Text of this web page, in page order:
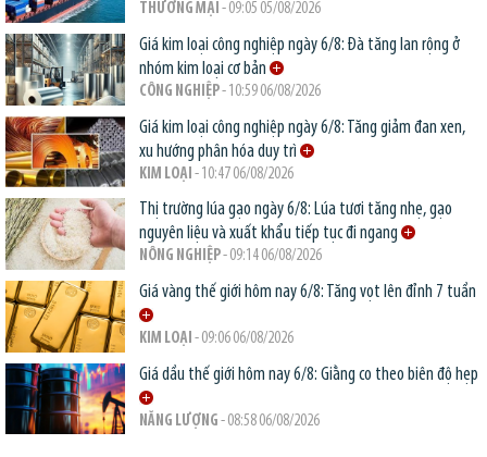
THƯƠNG MẠI - 09:05 05/08/2026
Giá kim loại công nghiệp ngày 6/8: Đà tăng lan rộng ở
nhóm kim loại cơ bản
CÔNG NGHIỆP- 10:59 06/08/2026
Giá kim loại công nghiệp ngày 6/8: Tăng giảm đan xen,
xu hướng phân hóa duy trì
KIM LOẠI - 10:47 06/08/2026
Thị trường lúa gạo ngày 6/8: Lúa tươi tăng nhẹ, gạo
nguyên liệu và xuất khẩu tiếp tục đi ngang
NÔNG NGHIỆP- 09:14 06/08/2026
Giá vàng thế giới hôm nay 6/8: Tăng vọt lên đỉnh 7 tuần
KIM LOẠI - 09:06 06/08/2026
Giá dầu thế giới hôm nay 6/8: Giằng co theo biên độ hẹp
NĂNG LƯỢNG - 08:58 06/08/2026